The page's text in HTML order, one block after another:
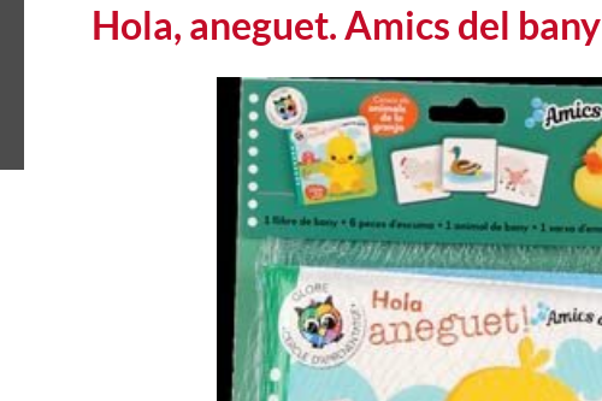
Hola, aneguet. Amics del bany